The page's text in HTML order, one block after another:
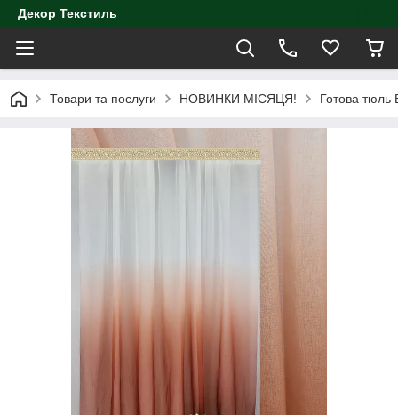
Декор Текстиль
Товари та послуги НОВИНКИ МІСЯЦЯ! Готова тюль